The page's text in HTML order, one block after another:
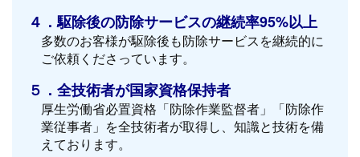
４．駆除後の防除サービスの継続率95%以上
多数のお客様が駆除後も防除サービスを継続的に
ご依頼くださっています。
５．全技術者が国家資格保持者
厚生労働省必置資格「防除作業監督者」「防除作
業従事者」を全技術者が取得し、知識と技術を備
えております。